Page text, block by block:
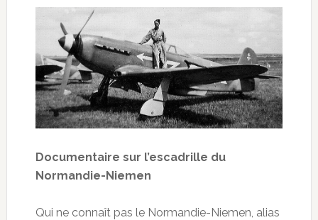
Documentaire sur l’escadrille du
Normandie-Niemen
Qui ne connaît pas le Normandie-Niemen, alias